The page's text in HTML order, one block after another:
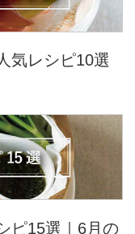
気レシピ10選
ピ15選｜6月の